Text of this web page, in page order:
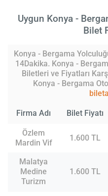
Uygun Konya -
Bilet
Konya - Bergama
14Dakika. Konya -
Biletleri ve Fiyatları
Konya - Bergama
Firma Adı Bilet Fiyatı
Özlem
Mardin Vif
1.600 TL
Malatya
Medine
Turizm
1.600 TL